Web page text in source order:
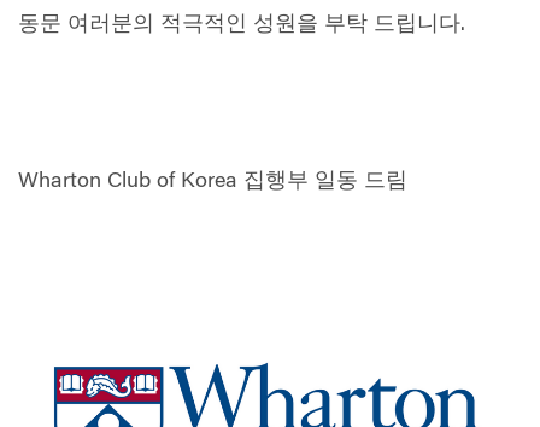
동문 여러분의 적극적인 성원을 부탁 드립니다.
Wharton Club of Korea 집행부 일동 드림